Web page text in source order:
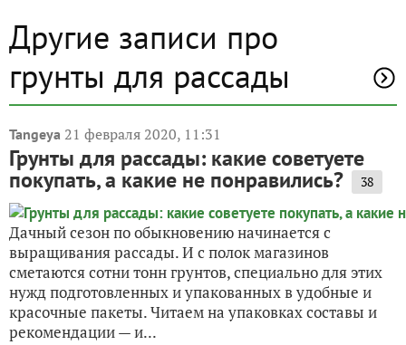
Другие записи про
грунты для рассады
Tangeya 21 февраля 2020, 11:31
Грунты для рассады: какие советуете
покупать, а какие не понравились? 38
Дачный сезон по обыкновению начинается с
выращивания рассады. И с полок магазинов
сметаются сотни тонн грунтов, специально для этих
нужд подготовленных и упакованных в удобные и
красочные пакеты. Читаем на упаковках составы и
рекомендации — и...